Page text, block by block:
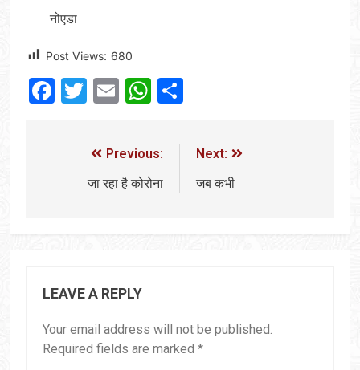
नोएडा
Post Views: 680
Facebook
Twitter
EmailWhatsApp
Previous:
जा रहा है कोरोना
Next:
जब कभी
LEAVE A REPLY
Your email address will not be published.
Required fields are marked *